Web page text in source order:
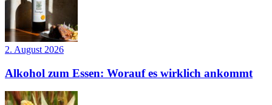
2. August 2026
Alkohol zum Essen: Worauf es wirklich ankommt